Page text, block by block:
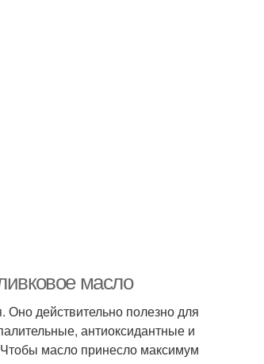
масло
действительно полезно для
антиоксидантные и
масло принесло максимум